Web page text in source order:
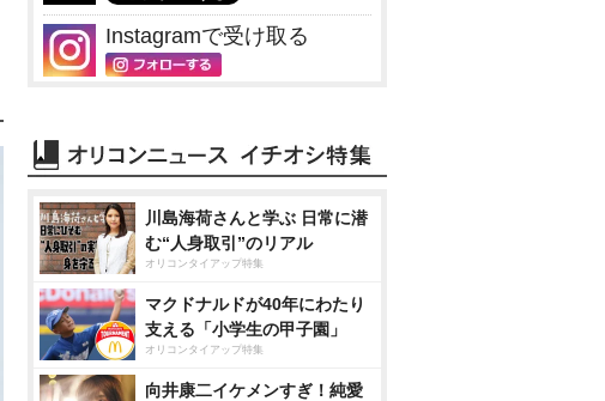
Instagramで受け取る
川島海荷さんと学ぶ 日常に潜
む“人身取引”のリアル
オリコンタイアップ特集
マクドナルドが40年にわたり
支える「小学生の甲子園」
オリコンタイアップ特集
向井康二イケメンすぎ！純愛